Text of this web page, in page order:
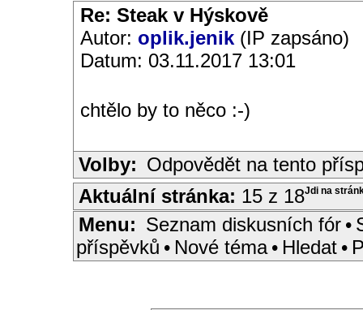
Re: Steak v Hýskově
Autor: oplik.jenik (IP zapsáno)
Datum: 03.11.2017 13:01
chtělo by to něco :-)
Volby: Odpovědět na tento
Jdi na
Aktuální stránka: 15 z 18
Menu: Seznam diskusních fór •
příspěvků • Nové téma • Hledat •